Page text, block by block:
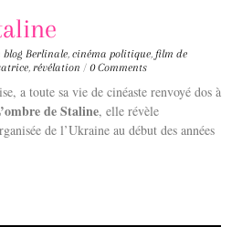
blog Berlinale,cinéma politique, film de
,révélation / 0 Comments
a toute sa vie de cinéaste renvoyé dos à
de Staline, elle révèle
de l’Ukraine au début des années